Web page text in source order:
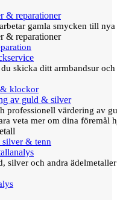
& reparationer
gamla smycken till
& reparationer
skicka ditt armbandsur
klockor
av guld & silver
professionell värdering av
veta mer om dina föremål
silver & tenn
silver och andra